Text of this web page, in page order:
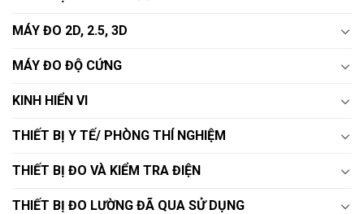
MÁY ĐO 2D, 2.5, 3D
MÁY ĐO ĐỘ CỨNG
KINH HIỂN VI
THIẾT BỊ Y TẾ/ PHÒNG THÍ NGHIỆM
THIẾT BỊ ĐO VÀ KIỂM TRA ĐIỆN
THIẾT BỊ ĐO LƯỜNG ĐÃ QUA SỬ DỤNG